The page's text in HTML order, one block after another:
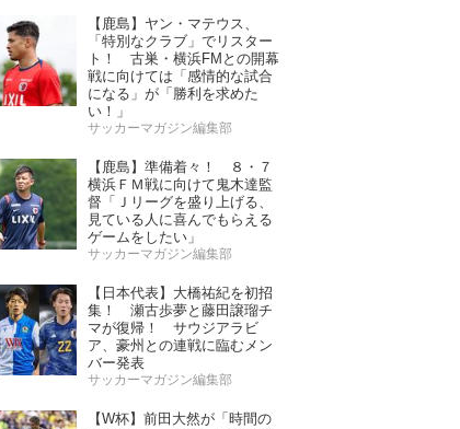
【鹿島】ヤン・マテウス、
「特別なクラブ」でリスター
ト！ 古巣・横浜FMとの開幕
戦に向けては「感情的な試合
になる」が「勝利を求めた
い！」
サッカーマガジン編集部
【鹿島】準備着々！ ８・７
横浜ＦＭ戦に向けて鬼木達監
督「Ｊリーグを盛り上げる、
見ている人に喜んでもらえる
ゲームをしたい」
サッカーマガジン編集部
【日本代表】大橋祐紀を初招
集！ 瀬古歩夢と藤田譲瑠チ
マが復帰！ サウジアラビ
ア、豪州との連戦に臨むメン
バー発表
サッカーマガジン編集部
【W杯】前田大然が「時間の